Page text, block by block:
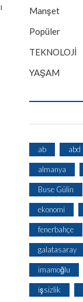
Manşet
Popüler
TEKNOLOJİ
YAŞAM
ab abd
almanya
Buse Gülin
ekonomi
fenerbahçe
galatasaray
imamoğlu
işsizlik